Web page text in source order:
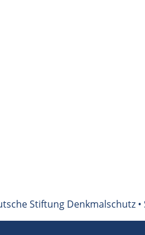
Stiftung Denkmalschutz •